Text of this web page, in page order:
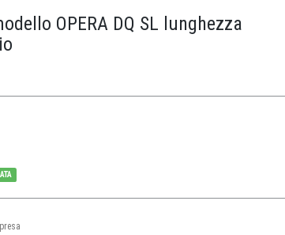
OPERA DQ SL lunghezza